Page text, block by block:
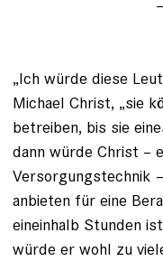
„Ich würde diese
Michael Christ, „sie
betreiben, bis sie
dann würde Christ –
Versorgungstechnik
anbieten für eine
eineinhalb Stunden
würde er wohl zu